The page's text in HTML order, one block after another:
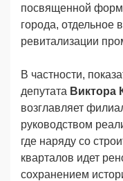
посвященной
города, отдельное
ревитализации
В частности,
депутата Виктора
возглавляет
руководством
где наряду со
кварталов идет
сохранением